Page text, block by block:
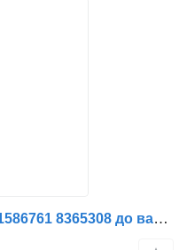
Гальмівна колодка Tambur 1586761 8365308 до вантажівки Volvo